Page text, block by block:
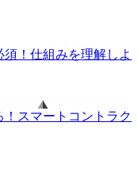
！仕組みを理解しよ
スマートコントラク